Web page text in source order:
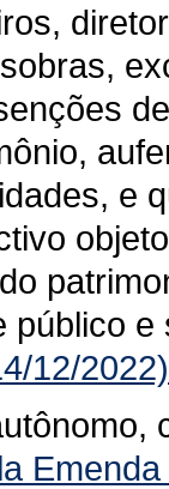
e
público e
12/2022)